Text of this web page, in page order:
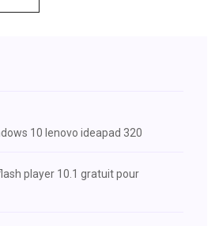
10 lenovo ideapad 320
player 10.1 gratuit pour